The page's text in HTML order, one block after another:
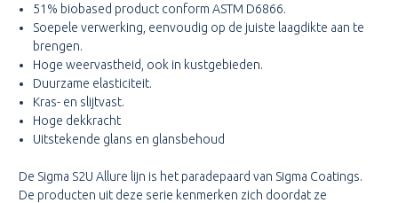
51% biobased product conform ASTM D6866.
Soepele verwerking, eenvoudig op de juiste laagdikte aan te
brengen.
Hoge weervastheid, ook in kustgebieden.
Duurzame elasticiteit.
Kras- en slijtvast.
Hoge dekkracht
Uitstekende glans en glansbehoud
De Sigma S2U Allure lijn is het paradepaard van Sigma Coatings.
De producten uit deze serie kenmerken zich doordat ze